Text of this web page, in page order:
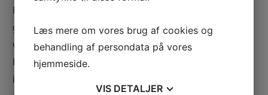
brandlukninger omkring huller på rør. Det er både
gældende ved kabler og installationer af
ventilationssystemer og lignende. Med en
brandforebyggelse kan man både passe på bygningen og
ikke mindst de menneskeliv, der befinder sig i den. Læs
Læs mere om vores brug af cookies og
behandling af persondata på vores
hjemmeside.
VIS DETALJER